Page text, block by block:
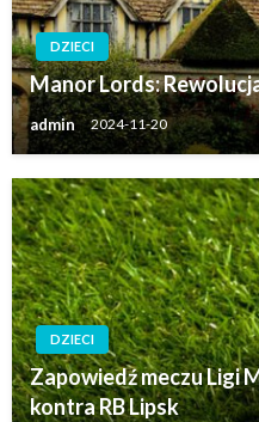
DZIECI
Manor Lords:
admin 2024-11-20
DZIECI
Zapowiedź meczu Ligi
kontra RB Lipsk